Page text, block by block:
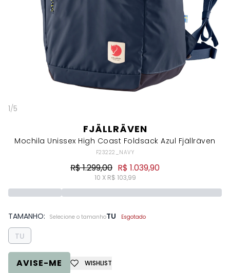
1/5
FJÄLLRÄVEN
Mochila Unissex High Coast Foldsack Azul Fjällräven
F23222_NAVY
R$ 1.299,00 R$ 1.039,90
10 X R$ 103,99
TAMANHO: Selecione o tamanhoTU Esgotado
TU
AVISE-ME WISHLIST